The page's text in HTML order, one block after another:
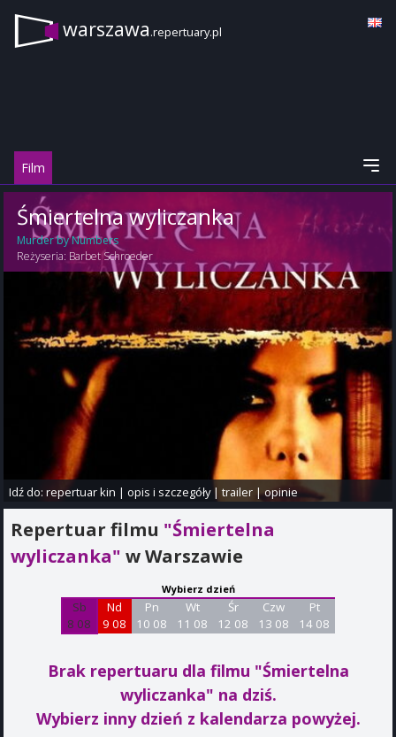
warszawa.repertuary.pl
Film
Śmiertelna wyliczanka
Murder by Numbers
Reżyseria: Barbet Schroeder
Idź do:repertuar kin |opis i szczegóły|trailer |opinie
Repertuar filmu "Śmiertelna
wyliczanka" w Warszawie
Wybierz dzień
Sb
8 08
Nd
9 08
Pn
10 08
Wt
11 08
Śr
12 08
Czw
13 08
Pt
14 08
Brak repertuaru dla filmu "Śmiertelna
wyliczanka" na dziś.
Wybierz inny dzień z kalendarza powyżej.